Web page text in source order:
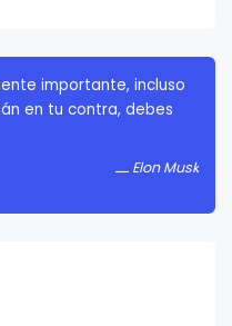
No debes
obligado a rendirte.